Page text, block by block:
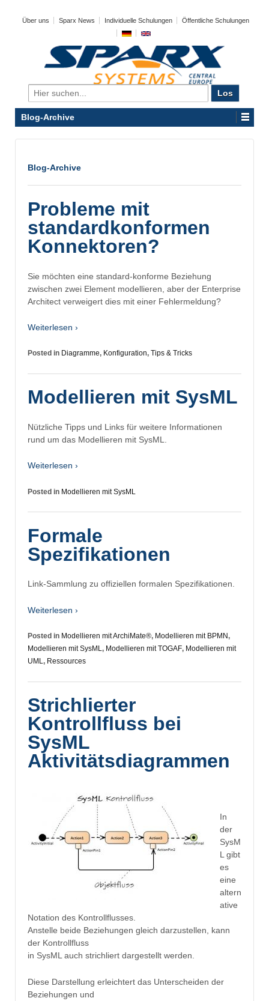
Über uns Sparx News Individuelle Schulungen Öffentliche Schulungen
Search
for:
Blog-Archive
Blog-Archive
Probleme mit
standardkonformen
Konnektoren?
Sie möchten eine standard-konforme Beziehung
zwischen zwei Element modellieren, aber der Enterprise
Architect verweigert dies mit einer Fehlermeldung?
Weiterlesen ›
Posted in Diagramme, Konfiguration, Tips & Tricks
Modellieren mit SysML
Nützliche Tipps und Links für weitere Informationen
rund um das Modellieren mit SysML.
Weiterlesen ›
Posted in Modellieren mit SysML
Formale
Spezifikationen
Link-Sammlung zu offiziellen formalen Spezifikationen.
Weiterlesen ›
Posted in Modellieren mit ArchiMate®, Modellieren mit BPMN,
Modellieren mit SysML, Modellieren mit TOGAF, Modellieren mit
UML, Ressources
Strichlierter
Kontrollfluss bei
SysML
Aktivitätsdiagrammen
In
der
SysM
L gibt
es
eine
altern
ative
Notation des Kontrollflusses.
Anstelle beide Beziehungen gleich darzustellen, kann
der Kontrollfluss
in SysML auch strichliert dargestellt werden.
Diese Darstellung erleichtert das Unterscheiden der
Beziehungen und